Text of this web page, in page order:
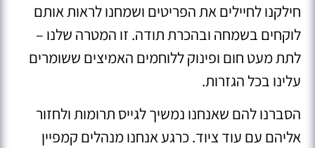
חילקנו לחיילים את הפריטים ושמחנו לראות אותם
לוקחים בשמחה ובהכרת תודה. זו המטרה שלנו –
לתת מעט חום ופינוק ללוחמים האמיצים ששומרים
עלינו בכל הגזרות.
הסברנו להם שאנחנו נמשיך לגייס תרומות ולחזור
אליהם עם עוד ציוד. כרגע אנחנו מנהלים קמפיין